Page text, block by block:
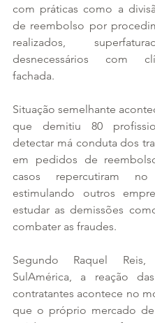
com práticas como a
de reembolso por
realizados,
desnecessários com
fachada.
Situação semelhante
que demitiu 80
detectar má conduta dos
em pedidos de
casos repercutiram no
estimulando outros
estudar as demissões
combater as fraudes.
Segundo Raquel
SulAmérica, a reação
contratantes acontece no
que o próprio mercado